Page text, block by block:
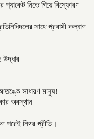
প্যাকেট নিতে গিয়ে বিস্ফোরণ
সাথে প্রবাসী কল্যাণ
আতঙ্কে সাধারণ মানুষ!
অবস্থান
পরেই নিথর প্রীতি।